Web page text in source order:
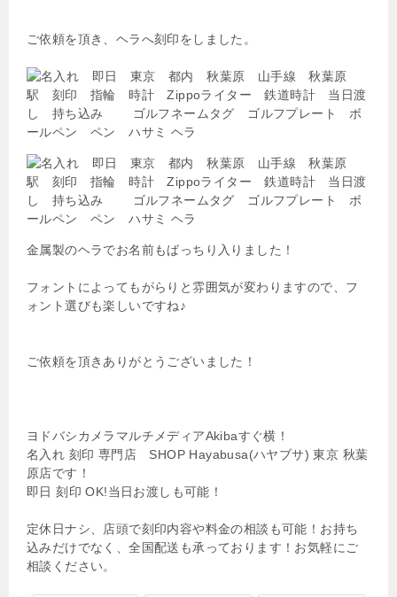
ご依頼を頂き、ヘラへ刻印をしました。
金属製のヘラでお名前もばっちり入りました！
フォントによってもがらりと雰囲気が変わりますので、フ
ォント選びも楽しいですね♪
ご依頼を頂きありがとうございました！
ヨドバシカメラマルチメディアAkibaすぐ横！
名入れ 刻印 専門店 SHOP Hayabusa(ハヤブサ) 東京 秋葉
原店です！
即日 刻印 OK!当日お渡しも可能！
定休日ナシ、店頭で刻印内容や料金の相談も可能！お持ち
込みだけでなく、全国配送も承っております！お気軽にご
相談ください。